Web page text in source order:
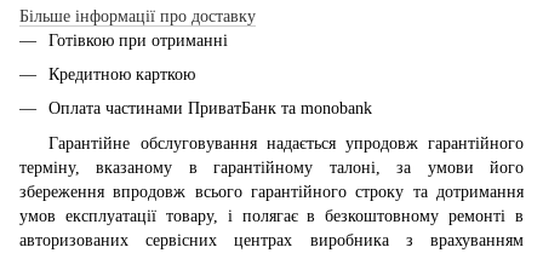
Більше інформації про доставку
Готівкою при отриманні
Кредитною карткою
Оплата частинами ПриватБанк та monobank
Гарантійне обслуговування надається упродовж гарантійного
терміну, вказаному в гарантійному талоні, за умови його
збереження впродовж всього гарантійного строку та дотримання
умов експлуатації товару, і полягає в безкоштовному ремонті в
авторизованих сервісних центрах виробника з врахуванням